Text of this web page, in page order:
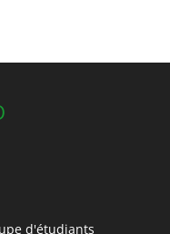
d'étudiants